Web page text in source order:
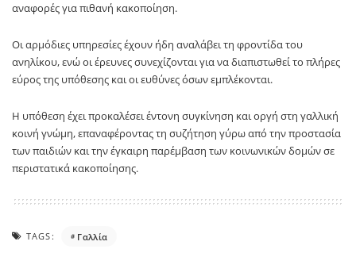
αναφορές για πιθανή κακοποίηση.
Οι αρμόδιες υπηρεσίες έχουν ήδη αναλάβει τη φροντίδα του
ανηλίκου, ενώ οι έρευνες συνεχίζονται για να διαπιστωθεί το πλήρες
εύρος της υπόθεσης και οι ευθύνες όσων εμπλέκονται.
Η υπόθεση έχει προκαλέσει έντονη συγκίνηση και οργή στη γαλλική
κοινή γνώμη, επαναφέροντας τη συζήτηση γύρω από την προστασία
των παιδιών και την έγκαιρη παρέμβαση των κοινωνικών δομών σε
περιστατικά κακοποίησης.
TAGS: Γαλλία